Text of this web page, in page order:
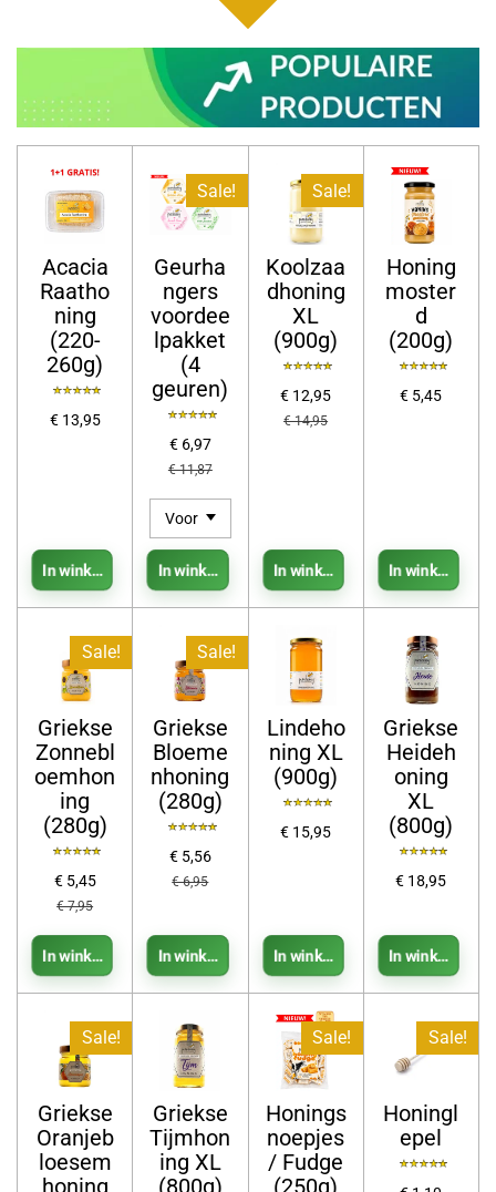
Acacia
Raatho
ning
(220-
260g)
€ 13,95
In winkelwagen
Sale!
Geurha
ngers
voordee
lpakket
(4
geuren)
€ 6,97
€ 11,87
In winkelwagen
Sale!
Koolzaa
dhoning
XL
(900g)
€ 12,95
€ 14,95
In winkelwagen
Honing
moster
d
(200g)
€ 5,45
In
Sale!
Griekse
Zonnebl
oemhon
ing
(280g)
€ 5,45
€ 7,95
In winkelwagen
Sale!
Griekse
Bloeme
nhoning
(280g)
€ 5,56
€ 6,95
In winkelwagen
Lindeho
ning XL
(900g)
€ 15,95
In winkelwagen
Griekse
Heideh
oning
XL
(800g)
€ 18,95
In
Sale!
Griekse
Oranjeb
loesem
Griekse
Tijmhon
ing XL
Sale!
Honings
noepjes
/ Fudge
Sale!
Honingl
epel